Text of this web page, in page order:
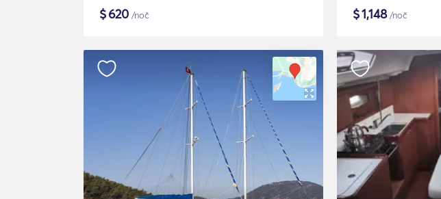
$620 /noč $1,148/noč